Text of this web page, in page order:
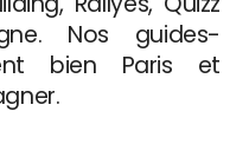
Nos guides-
bien Paris et